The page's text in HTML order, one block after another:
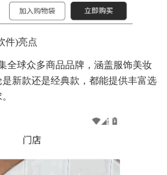
件)亮点
全球众多商品品牌，涵盖服饰美妆
新款还是经典款，都能提供丰富选